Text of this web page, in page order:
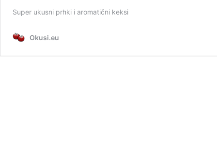
Super ukusni prhki i aromatični keksi
Okusi.eu